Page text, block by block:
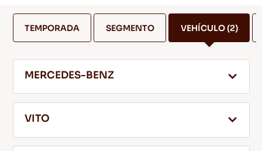
BLOG Y VIDEOS
SERVICIO Y AYUDA
TEMPORADA SEGMENTO VEHÍCULO(2)
MERCEDES-BENZ
VITO